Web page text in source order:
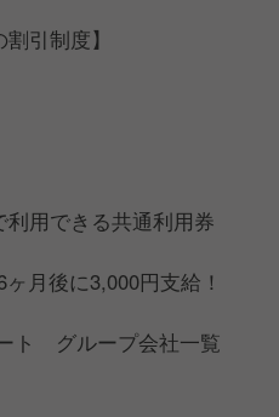
引制度】
利用できる共通利用券
月後に3,000円支給！
ト グループ会社一覧